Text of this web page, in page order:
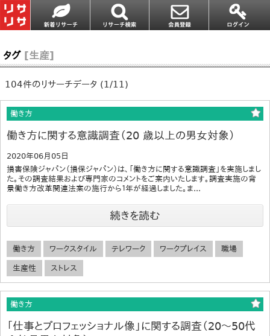
タグ [生産]
104件のリサーチデータ (1/11)
働き方
働き方に関する意識調査（20 歳以上の男女対象）
2020年06月05日
損害保険ジャパン（損保ジャパン）は、「働き方に関する意識調査」を実施しまし
た。その調査結果および専門家のコメントをご案内いたします。調査実施の背
景働き方改革関連法案の施行から１年が経過しました。ま...
続きを読む
働き方 ワークスタイル テレワーク ワークプレイス 職場
生産性 ストレス
働き方
「仕事とプロフェッショナル像」に関する調査（20～50代